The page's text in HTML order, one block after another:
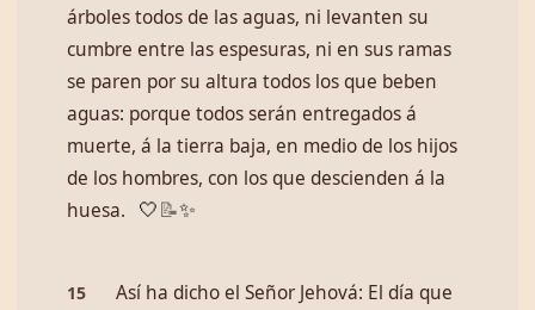
árboles todos de las aguas, ni levanten su
cumbre entre las espesuras, ni en sus ramas
se paren por su altura todos los que beben
aguas: porque todos serán entregados á
muerte, á la tierra baja, en medio de los hijos
de los hombres, con los que descienden á la
huesa.
🤍 📝✨
15
Así ha dicho el Señor Jehová: El día que